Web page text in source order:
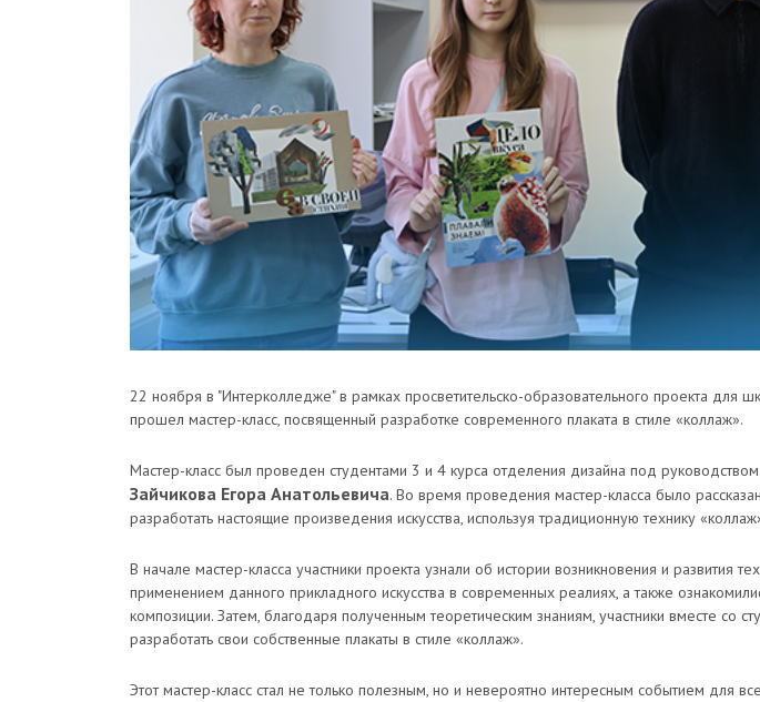
22 ноября в "Интерколледже" в рамках просветительско-образовательного проекта для
прошел мастер-класс, посвященный разработке современного плаката в стиле «коллаж».
Мастер-класс был проведен студентами 3 и 4 курса отделения дизайна под
Зайчикова Егора Анатольевича. Во время проведения мастер-класса было
разработать настоящие произведения искусства, используя традиционную технику
В начале мастер-класса участники проекта узнали об истории возникновения и развития
применением данного прикладного искусства в современных реалиях, а также
композиции. Затем, благодаря полученным теоретическим знаниям, участники вместе со
разработать свои собственные плакаты в стиле «коллаж».
Этот мастер-класс стал не только полезным, но и невероятно интересным событием для